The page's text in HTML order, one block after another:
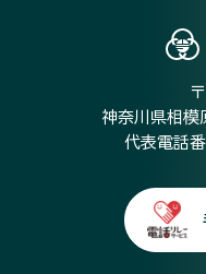
神奈川県相
代表電話